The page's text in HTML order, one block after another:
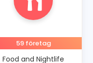
59 företag
Food and Nightlife